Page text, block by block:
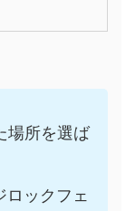
場所を選ば
ロックフェ